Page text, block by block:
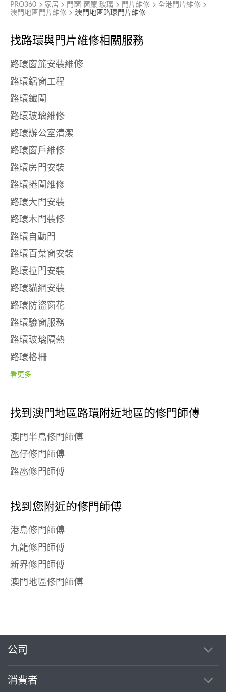
找路環與門片維修相關服務
路環窗簾安裝維修
路環鋁窗工程
路環鐵閘
路環玻璃維修
路環辦公室清潔
路環窗戶維修
路環房門安裝
路環捲閘維修
路環大門安裝
路環木門裝修
路環自動門
路環百葉窗安裝
路環拉門安裝
路環貓網安裝
路環防盜窗花
路環驗窗服務
路環玻璃隔熱
路環格柵
看更多
找到澳門地區路環附近地區的修門師傅
澳門半島修門師傅
氹仔修門師傅
路氹修門師傅
找到您附近的修門師傅
港島修門師傅
九龍修門師傅
新界修門師傅
澳門地區修門師傅
PRO360 家居 門窗 窗簾 玻璃 門片維修
全港門片維修
澳門地區門片維修
澳門地區路環門片維修
公司
消費者